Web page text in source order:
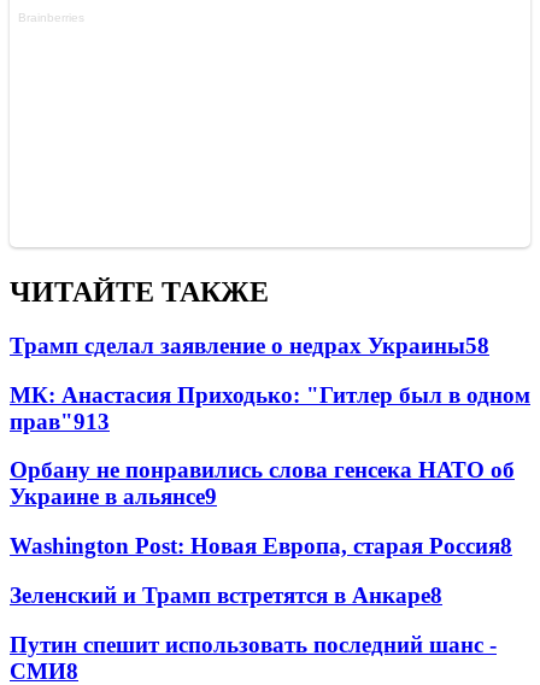
ЧИТАЙТЕ ТАКЖЕ
Трамп сделал заявление о недрах Украины58
МК: Анастасия Приходько: "Гитлер был в одном
прав"913
Орбану не понравились слова генсека НАТО об
Украине в альянсе9
Washington Post: Новая Европа, старая Россия8
Зеленский и Трамп встретятся в Анкаре8
Путин спешит использовать последний шанс -
СМИ8